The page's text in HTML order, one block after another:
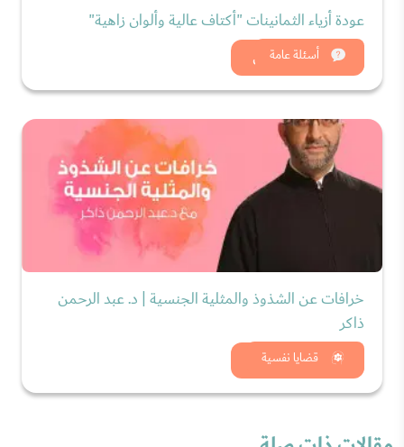
أسئلة عامة
عودة أزياء الثمانينات "أكتاف عالية وألوان زاهية"
شاهد الان
قضايا نفسية
خرافات عن الشذوذ والمثلية الجنسية | د. عبد الرحمن
ذاكر
شاهد الان